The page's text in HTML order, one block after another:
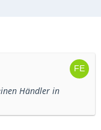
Händler in